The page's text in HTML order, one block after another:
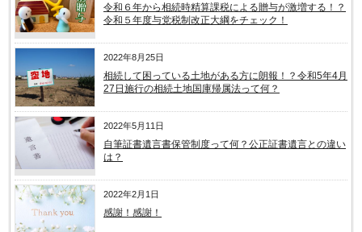
令和６年から相続時精算課税による贈与が激増する！？
令和５年度与党税制改正大綱をチェック！
2022年8月25日
相続して困っている土地がある方に朗報！？令和5年4月
27日施行の相続土地国庫帰属法って何？
2022年5月11日
自筆証書遺言書保管制度って何？公正証書遺言との違い
は？
2022年2月1日
感謝！感謝！